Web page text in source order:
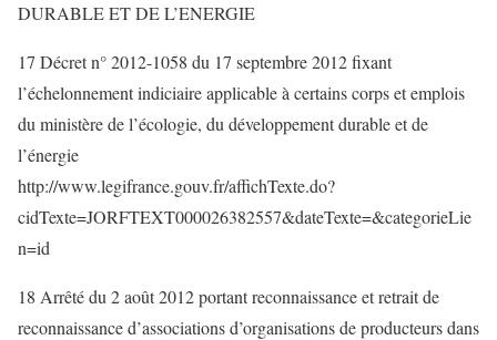
DURABLE ET DE L’ENERGIE
17 Décret n° 2012-1058 du 17 septembre 2012 fixant
l’échelonnement indiciaire applicable à certains corps et emplois
du ministère de l’écologie, du développement durable et de
l’énergie
http://www.legifrance.gouv.fr/affichTexte.do?
cidTexte=JORFTEXT000026382557&dateTexte=&categorieLie
n=id
18 Arrêté du 2 août 2012 portant reconnaissance et retrait de
reconnaissance d’associations d’organisations de producteurs dans